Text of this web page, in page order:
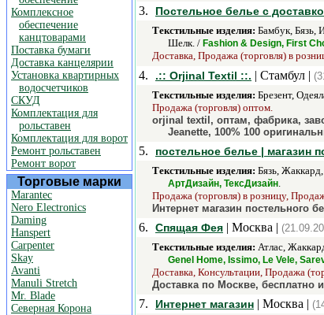
Комплексное
обеспечение
канцтоварами
Поставка бумаги
Доставка канцелярии
Установка квартирных
водосчетчиков
СКУД
Комплектация для
рольставен
Комплектация для ворот
Ремонт рольставен
Ремонт ворот
Торговые марки
Marantec
Nero Electronics
Daming
Hanspert
Carpenter
Skay
Avanti
Manuli Stretch
Mr. Blade
Северная Корона
3. Постельное белье с
Текстильные изделия: Бамбук, Бязь,
Шелк. / Fashion & Design, First
Доставка, Продажа (торговля) в
4. .:: Orjinal Textil ::. | Стамбул |
Текстильные изделия: Брезент,
Продажа (торговля) оптом.
orjinal textil, оптам, фабрика,
Jeanette, 100% 100
5. постельное белье | магазин
Текстильные изделия: Бязь,
АртДизайн, ТексДизайн.
Продажа (торговля) в розницу,
Интернет магазин постельного
6. Спящая Фея | Москва |
Текстильные изделия: Атлас,
Genel Home, Issimo, Le Vele,
Доставка, Консультации, Продажа
Доставка по Москве, бесплатно
7. Интернет магазин | Москва |